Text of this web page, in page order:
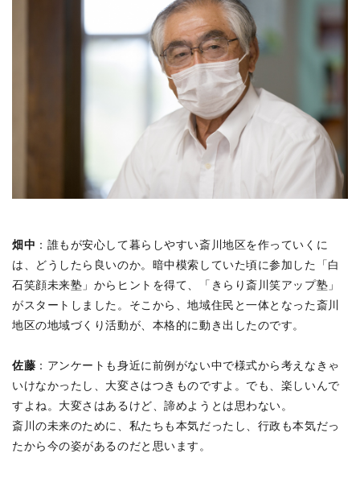
畑中 ：誰もが安心して暮らしやすい斎川地区を作っていくに
は、どうしたら良いのか。暗中模索していた頃に参加した「白
石笑顔未来塾」からヒントを得て、「きらり斎川笑アップ塾」
がスタートしました。そこから、地域住民と一体となった斎川
地区の地域づくり活動が、本格的に動き出したのです。
佐藤 ：アンケートも身近に前例がない中で様式から考えなきゃ
いけなかったし、大変さはつきものですよ。でも、楽しいんで
すよね。大変さはあるけど、諦めようとは思わない。
斎川の未来のために、私たちも本気だったし、行政も本気だっ
たから今の姿があるのだと思います。